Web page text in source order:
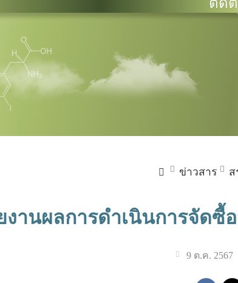
ข่าวสาร ส
งานผลการดำเนินการจัดซื้
9 ต.ค. 2567